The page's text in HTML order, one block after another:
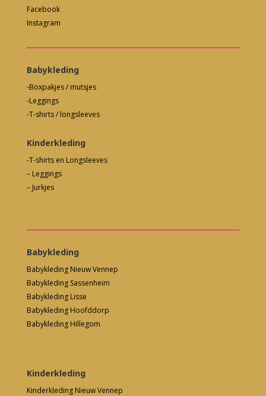
Facebook
Instagram
Babykleding
-Boxpakjes / mutsjes
-Leggings
-T-shirts / longsleeves
Kinderkleding
-T-shirts en Longsleeves
– Leggings
– Jurkjes
Babykleding
Babykleding Nieuw Vennep
Babykleding Sassenheim
Babykleding Lisse
Babykleding Hoofddorp
Babykleding Hillegom
Kinderkleding
Kinderkleding Nieuw Vennep